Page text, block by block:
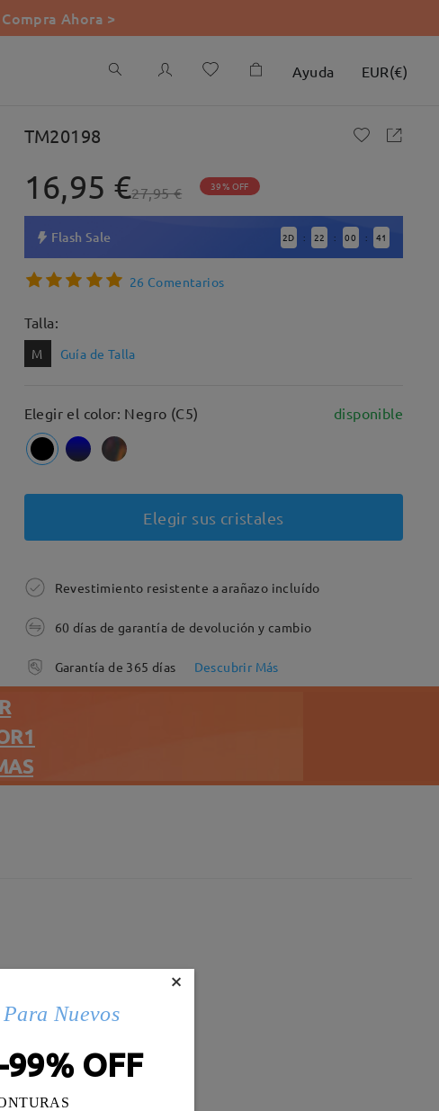
Compra Ahora >
Ayuda EUR(€)
TM20198
16,95 €27,95 € 39% OFF
Flash Sale 2D : 22 : 00 : 40
26 Comentarios
Talla:
M Guía de Talla
Elegir el color: Negro (C5) disponible
Elegir sus cristales
Revestimiento resistente a arañazo incluído
60 días de garantía de devolución y cambio
Garantía de 365 días Descubrir Más
×
Nuevos
99% OFF